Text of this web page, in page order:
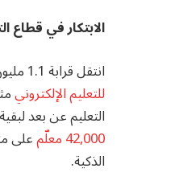
الابتكار في قطاع
انتقل قرابة 1.1 مليون طالب في المدارس الحكومية والخاصة من الاعتماد على فصول الدراسة التقليدية إلى
للتعليم الإلكتروني
التعليم عن بعد
42,000 معلّم
على
الذكية.